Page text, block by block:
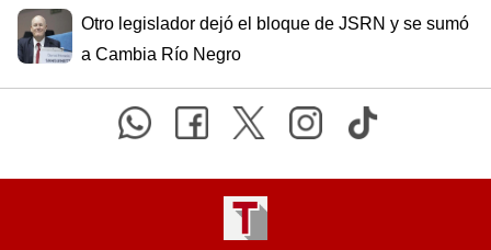
Otro legislador dejó el bloque de JSRN y se sumó
a Cambia Río Negro